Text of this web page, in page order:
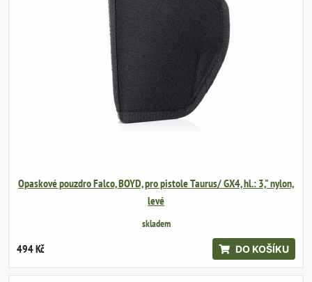
Opaskové pouzdro Falco, BOYD, pro pistole Taurus/ GX4, hl.: 3," nylon,
levé
skladem
494 Kč DO KOŠÍKU